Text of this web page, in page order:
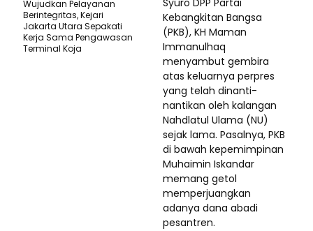
Syuro DPP Partai
Kebangkitan Bangsa
(PKB), KH Maman
Immanulhaq
menyambut gembira
atas keluarnya perpres
yang telah dinanti-
nantikan oleh kalangan
Nahdlatul Ulama (NU)
sejak lama. Pasalnya, PKB
di bawah kepemimpinan
Muhaimin Iskandar
memang getol
memperjuangkan
adanya dana abadi
pesantren.
Wujudkan Pelayanan
Berintegritas, Kejari
Jakarta Utara Sepakati
Kerja Sama Pengawasan
Terminal Koja